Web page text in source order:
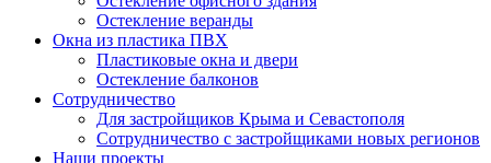
Остекление веранды
Окна из пластика ПВХ
Пластиковые окна и двери
Остекление балконов
Сотрудничество
Для застройщиков Крыма и Севастополя
Сотрудничество с застройщиками новых регионов
Наши проекты